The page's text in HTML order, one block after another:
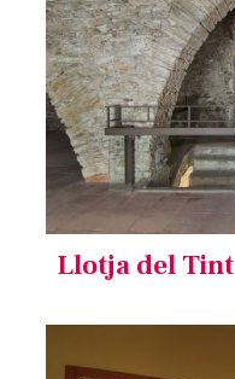
Llotja del Tint